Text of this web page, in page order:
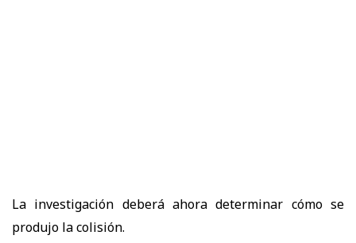
La investigación deberá ahora determinar cómo se
produjo la colisión.